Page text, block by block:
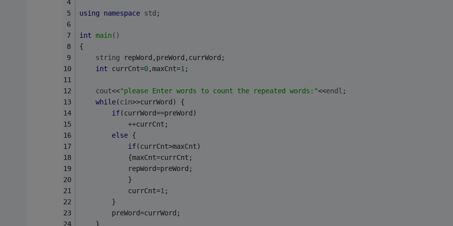
using namespace std ;
int main()
{
string repWord,preWord,currWord;
int currCnt=0,maxCnt=1 ;
cout<<"please Enter words to count the repeated words:"<<endl ;
while(cin>>currWord) {
if(currWord==preWord)
            ++currCnt;
else {
if(currCnt>maxCnt)
            {maxCnt=currCnt;
            repWord=preWord;
            }
            currCnt=
1 ;
        }
        preWord=currWord;
    }